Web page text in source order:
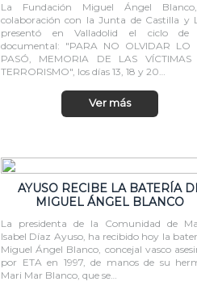
La Fundación Miguel Ángel
colaboración con la Junta de Castilla y
presentó en Valladolid el ciclo de
documental: "PARA NO OLVIDAR LO
PASÓ, MEMORIA DE LAS VÍCTIMAS
TERRORISMO", los días 13, 18 y 20…
Ver más
AYUSO RECIBE LA BATERÍA
MIGUEL ÁNGEL BLANCO
La presidenta de la Comunidad de
Isabel Díaz Ayuso, ha recibido hoy la
Miguel Ángel Blanco, concejal vasco
por ETA en 1997, de manos de su
Mari Mar Blanco, que se…